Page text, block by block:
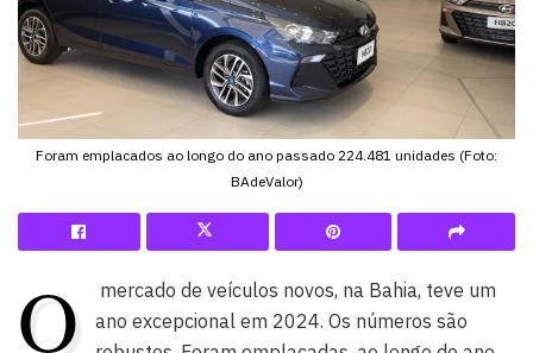
Foram emplacados ao longo do ano passado 224.481 unidades (Foto:
BAdeValor)
O
mercado de veículos novos, na Bahia, teve um
ano excepcional em 2024. Os números são